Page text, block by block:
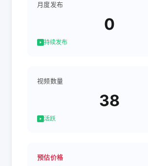
月度发布
0
持续发布
视频数量
38
活跃
预估价格